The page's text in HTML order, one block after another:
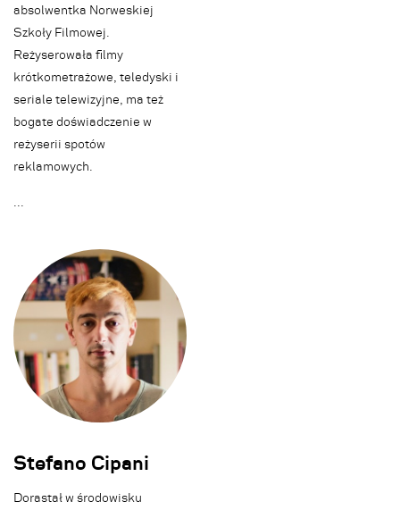
absolwentka Norweskiej
Szkoły Filmowej.
Reżyserowała filmy
krótkometrażowe, teledyski i
seriale telewizyjne, ma też
bogate doświadczenie w
reżyserii spotów
reklamowych.
...
Stefano Cipani
Dorastał w środowisku